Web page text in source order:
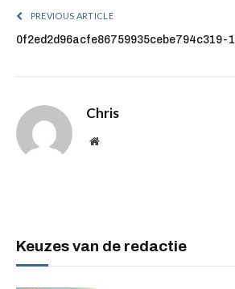
PREVIOUS ARTICLE
0f2ed2d96acfe86759935cebe794c319-1
Chris
Website
Keuzes van de redactie